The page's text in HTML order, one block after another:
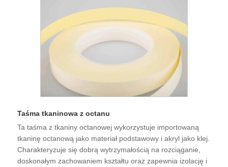
Taśma tkaninowa z octanu
Ta taśma z tkaniny octanowej wykorzystuje importowaną
tkaninę octanową jako materiał podstawowy i akryl jako klej.
Charakteryzuje się dobrą wytrzymałością na rozciąganie,
doskonałym zachowaniem kształtu oraz zapewnia izolację i